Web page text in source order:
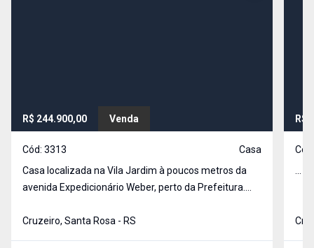
R$ 244.900,00 Venda
Cód: 3313
Casa
Casa localizada na Vila Jardim à poucos metros da
avenida Expedicionário Weber, perto da Prefeitura.
138,00 m², distribuídos em 03 dormitórios, 02
Cruzeiro, Santa Rosa - RS
R$